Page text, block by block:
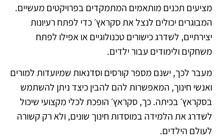
מציעים תכנים מותאמים המתמקדים בפרויקטים מעשיים.
המבוגרים יכולים לנצל את סקראץ׳ כדי לפתח רעיונות
יצירתיים, לשדרג כישורים טכנולוגיים או אפילו לפתח
משחקים ולימודים עבור ילדים.
מעבר לכך, ישנם מספר קורסים וסדנאות שמיועדות למורים
ואנשי חינוך, המאפשרות להם להבין כיצד ניתן להשתמש
בסקראץ׳ בכיתה. כך, סקראץ׳ הופכת לכלי מקצועי שיכול
לשדרג את הלמידה במוסדות חינוך שונים, ולא רק קשורה
לעולם הילדים.